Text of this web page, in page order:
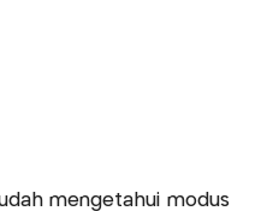
mengetahui modus